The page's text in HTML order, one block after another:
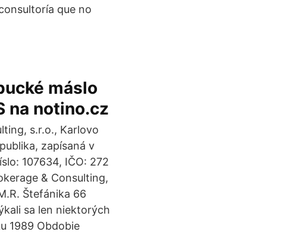
que no
máslo
na notino.cz
s.r.o., Karlovo
zapísaná v
107634, IČO: 272
& Consulting,
Štefánika 66
sa len niektorých
1989 Obdobie